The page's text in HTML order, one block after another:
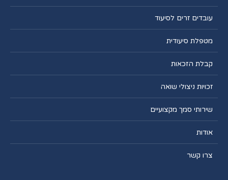
עובדים זרים לסיעוד
מטפלת סיעודית
קבלת הזכאות
זכויות ניצולי שואה
שירותי סמך מקצועיים
אודות
צרו קשר